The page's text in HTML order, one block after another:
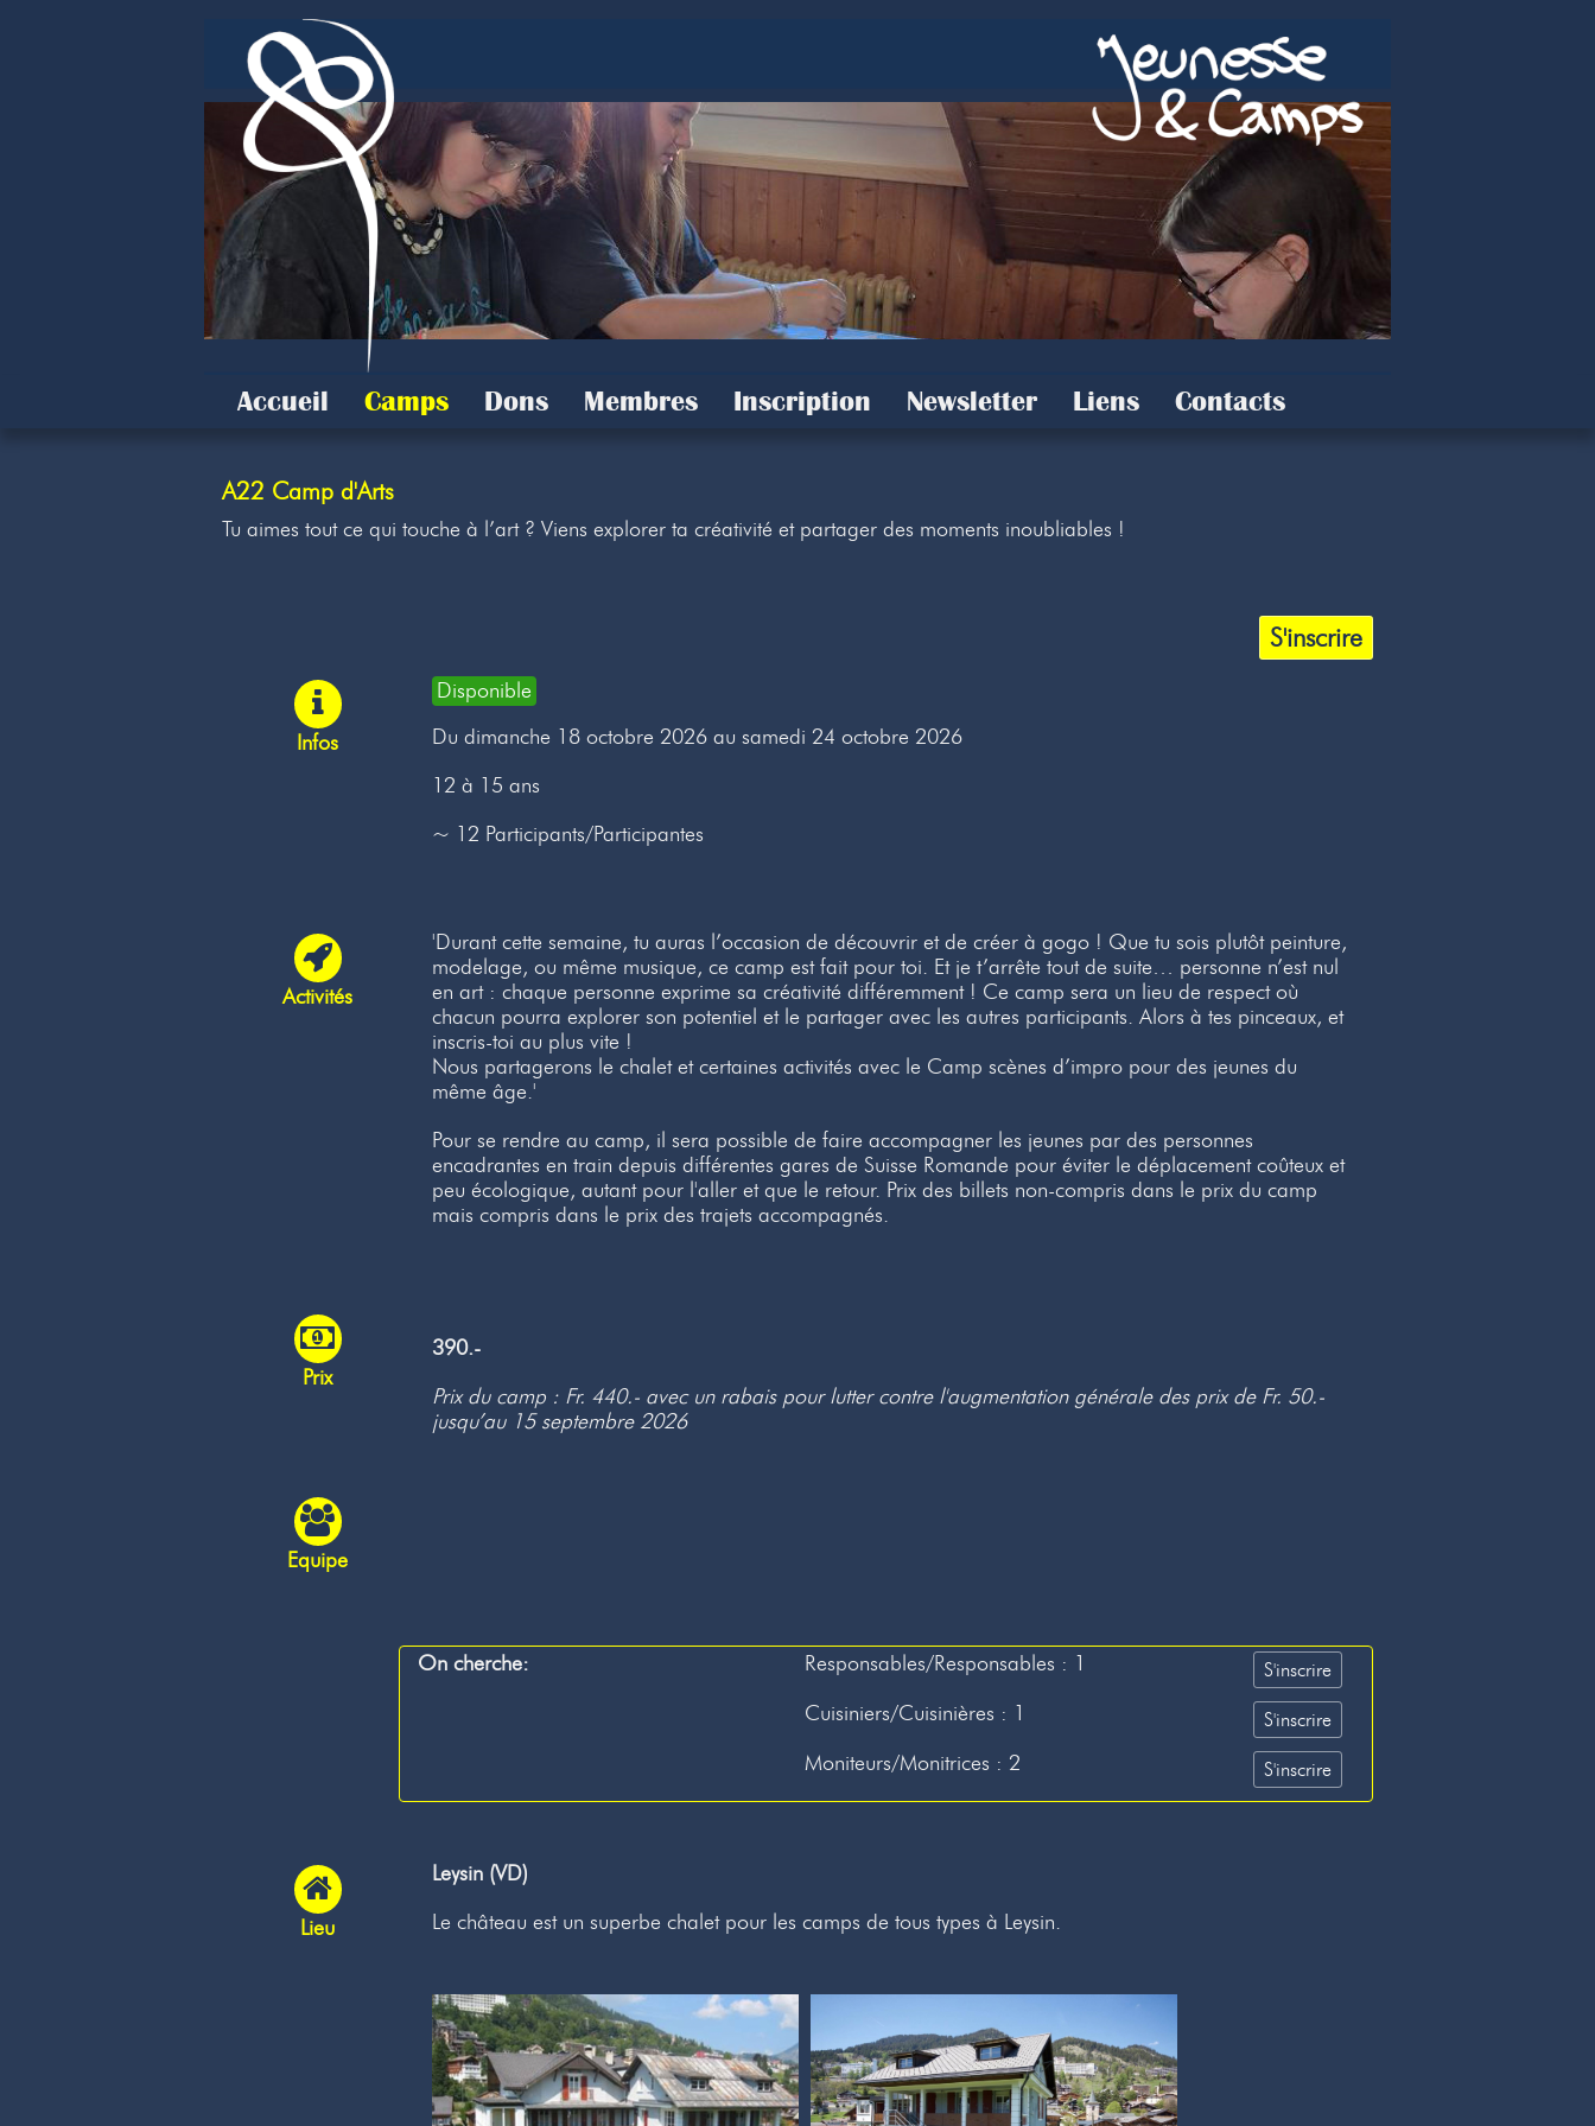
Accueil Camps Dons Membres Inscription Newsletter Liens Contacts
A22 Camp d'Arts
Tu aimes tout ce qui touche à l’art ? Viens explorer ta créativité et partager des moments inoubliables !
S'inscrire
Infos
Disponible
Du dimanche 18 octobre 2026 au samedi 24 octobre 2026
12 à 15 ans
~ 12 Participants/Participantes
Activités
'Durant cette semaine, tu auras l’occasion de découvrir et de créer à gogo ! Que tu sois plutôt peinture,
modelage, ou même musique, ce camp est fait pour toi. Et je t’arrête tout de suite… personne n’est nul
en art : chaque personne exprime sa créativité différemment ! Ce camp sera un lieu de respect où
chacun pourra explorer son potentiel et le partager avec les autres participants. Alors à tes pinceaux, et
inscris-toi au plus vite !
Nous partagerons le chalet et certaines activités avec le Camp scènes d’impro pour des jeunes du
même âge.'
Pour se rendre au camp, il sera possible de faire accompagner les jeunes par des personnes
encadrantes en train depuis différentes gares de Suisse Romande pour éviter le déplacement coûteux et
peu écologique, autant pour l'aller et que le retour. Prix des billets non-compris dans le prix du camp
mais compris dans le prix des trajets accompagnés.
Prix
390.-
Prix du camp : Fr. 440.- avec un rabais pour lutter contre l'augmentation générale des prix de Fr. 50.-
jusqu’au 15 septembre 2026
Equipe
On cherche: Responsables/Responsables : 1 S'inscrire
Cuisiniers/Cuisinières : 1 S'inscrire
Moniteurs/Monitrices : 2 S'inscrire
Lieu
Leysin (VD)
Le château est un superbe chalet pour les camps de tous types à Leysin.